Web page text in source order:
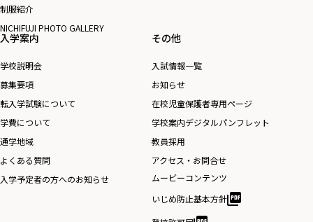
制服紹介
NICHIFUJI PHOTO GALLERY
入学案内
学校説明会
募集要項
転入学試験について
学費について
通学地域
よくある質問
入学予定者の方へのお知らせ
その他
入試情報一覧
お知らせ
在校児童保護者専用ページ
学校案内デジタルパンフレット
教員採用
アクセス・お問合せ
ムービーコンテンツ
いじめ防止基本方針